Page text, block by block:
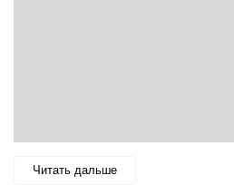
Читать дальше